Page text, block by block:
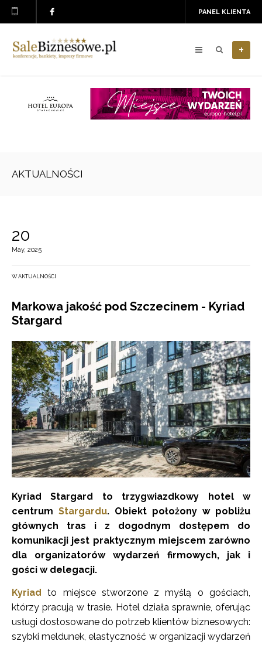
PANEL KLIENTA
+
AKTUALNOŚCI
20
May, 2025
W AKTUALNOŚCI
Markowa jakość pod Szczecinem - Kyriad
Stargard
Kyriad Stargard to trzygwiazdkowy hotel w
centrum Stargardu. Obiekt położony w pobliżu
głównych tras i z dogodnym dostępem do
komunikacji jest praktycznym miejscem zarówno
dla organizatorów wydarzeń firmowych, jak i
gości w delegacji.
Kyriad
to miejsce stworzone z myślą o gościach,
którzy pracują w trasie. Hotel działa sprawnie, oferując
usługi dostosowane do potrzeb klientów biznesowych:
szybki meldunek, elastyczność w organizacji wydarzeń